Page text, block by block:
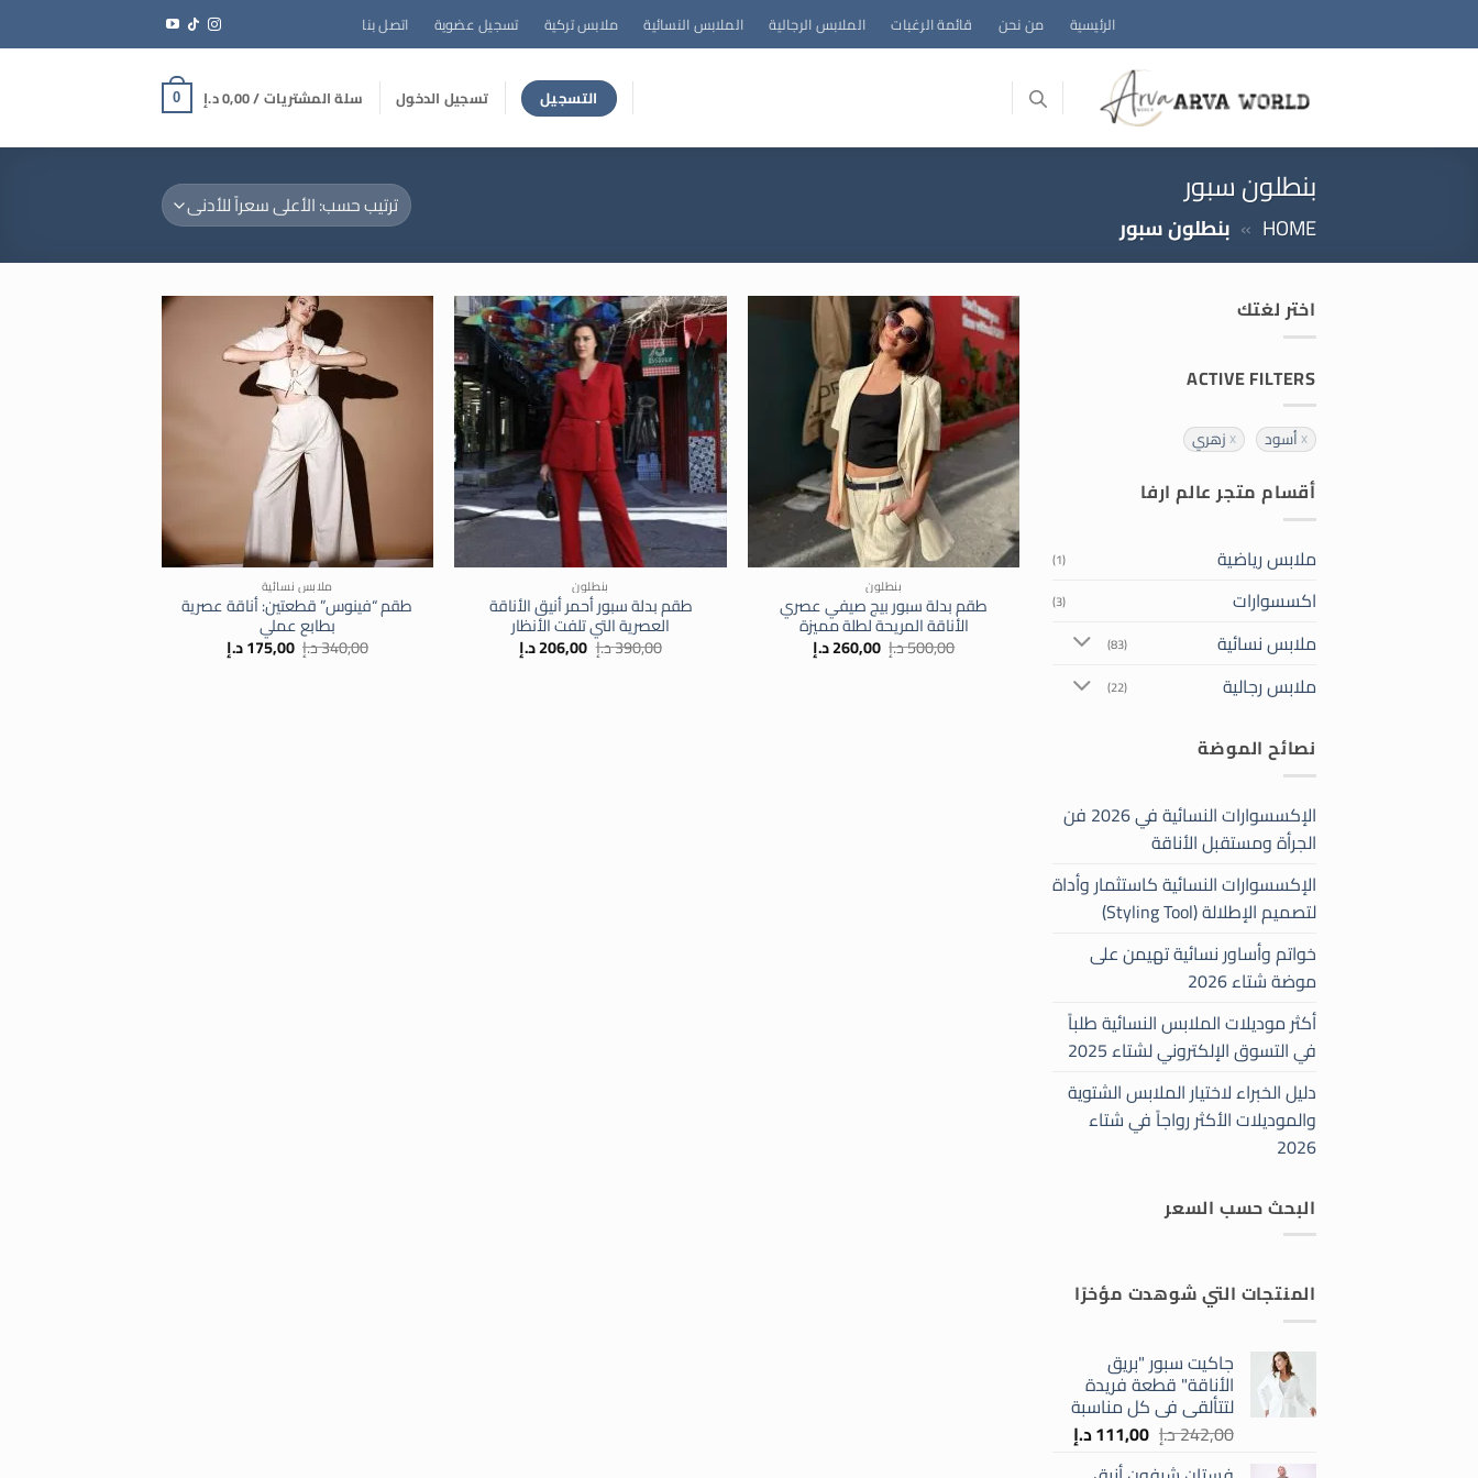
للمحتوى
الرئيسية من نحن قائمة الرغبات الملابس الرجالية الملابس النسائية ملابس تركية تسجيل عضوية اتصل بنا
التسجيل تسجيل الدخول سلة المشتريات /0,00د.إ 0
بنطلون سبور
HOME
» بنطلون سبور
اختر لغتك
ACTIVE FILTERS
أسود زهري
أقسام متجر عالم ارفا
ملابس رياضية (1)
اكسسوارات (3)
ملابس نسائية (83)
ملابس رجالية (22)
نصائح الموضة
الإكسسوارات النسائية في 2026 فن
الجرأة ومستقبل الأناقة
الإكسسوارات النسائية كاستثمار وأداة
لتصميم الإطلالة (Styling Tool)
خواتم وأساور نسائية تهيمن على
موضة شتاء 2026
أكثر موديلات الملابس النسائية طلباً
في التسوق الإلكتروني لشتاء 2025
دليل الخبراء لاختيار الملابس الشتوية
والموديلات الأكثر رواجاً في شتاء
2026
البحث حسب السعر
المنتجات التي شوهدت مؤخرًا
جاكيت سبور "بريق
الأناقة" قطعة فريدة
لتتألقي في كل مناسبة
242,00د.إ السعر
الأصلي
111,00د.إالسعر
الحالي
بنطلون
طقم بدلة سبور بيج صيفي عصري
الأناقة المريحة لطلة مميزة
500,00د.إ السعر
الأصلي
260,00د.إالسعر
الحالي
بنطلون
طقم بدلة سبور أحمر أنيق الأناقة
العصرية التي تلفت الأنظار
390,00د.إ السعر
الأصلي
206,00د.إالسعر
الحالي
+
ملابس نسائية
طقم “فينوس” قطعتين: أناقة عصرية
بطابع عملي
340,00د.إ السعر
الأصلي
175,00د.إالحالي